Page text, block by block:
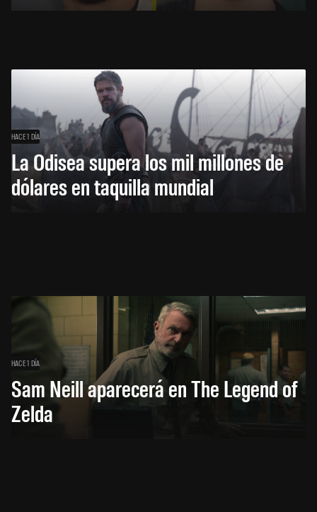
HACE 1 DÍA
La Odisea supera los mil millones de
dólares en taquilla mundial
HACE 1 DÍA
Sam Neill aparecerá en The Legend of
Zelda